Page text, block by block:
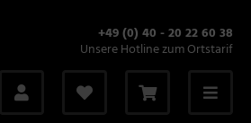
+49 (0) 40 - 20 22 60 38
Unsere Hotline zum Ortstarif